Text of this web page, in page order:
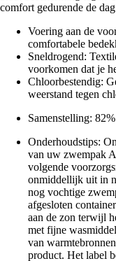
comfort gedurende de
Voering aan de
comfortabele
Sneldrogend:
voorkomen dat je
Chloorbestendig:
weerstand tegen
Samenstelling:
Onderhoudstips:
van uw zwempak
volgende
onmiddellijk uit in
nog vochtige
afgesloten
aan de zon terwijl
met fijne
van
product. Het label